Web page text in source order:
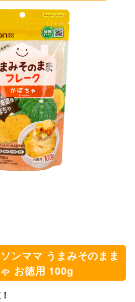
ンママ うまみそのまま
お徳用 100g